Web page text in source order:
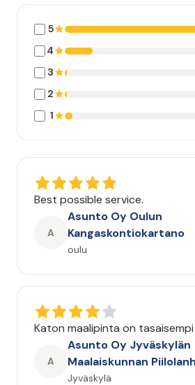
5
4
3
2
1
Best possible service.
A
Asunto Oy Oulun
Kangaskontiokartano
oulu
Katon maalipinta on tasaisempi
A
Asunto Oy Jyväskylän
Maalaiskunnan
Jyväskylä